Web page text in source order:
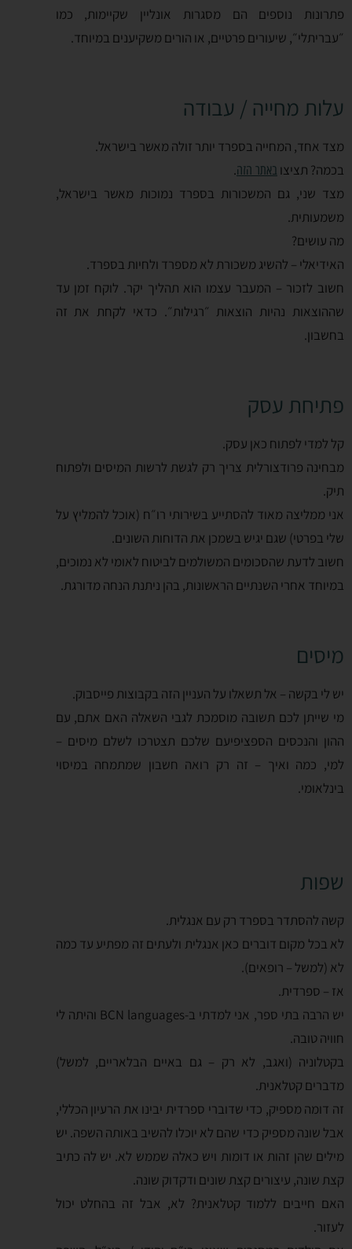
פתרונות נוספים הם מסגרות אונליין שקיימות, כמו
״עבריתלי״, שיעורים פרטיים, או הורים משקיענים במיוחד.
עלות מחייה / עבודה
מצד אחד, המחייה בספרד יותר זולה מאשר בישראל.
בכמה? תציצו באתר הזה.
מצד שני, גם המשכורות בספרד נמוכות מאשר בישראל,
משמעותית.
מה עושים?
האידיאלי – להשיג משכורת לא מספרד ולחיות בספרד.
חשוב לזכור – המעבר עצמו הוא תהליך יקר. לוקח זמן עד
שההוצאות נהיות הוצאות ״רגילות״. כדאי לקחת את זה
בחשבון.
פתיחת עסק
קל למדי לפתוח כאן עסק.
מבחינה פרודצורלית צריך רק לגשת לרשות המיסים ולפתוח
תיק.
אני ממליצה מאוד להסתייע בשירותי רו״ח (אוכל להמליץ על
שלי בפרטי) שגם יגיש בשמכן את הדוחות השונים.
חשוב לדעת שהסכומים המשולמים לביטוח לאומי לא נמוכים,
במיוחד אחרי השנתיים הראשונות, בהן ניתנת הנחה מדורגת.
מיסים
יש לי בקשה – אל תשאלו על העניין הזה בקבוצות פייסבוק.
מי שייתן לכם תשובה מוסמכת לגבי השאלה האם אתם, עם
ההון והנכסים הספציפיעם שלכם תצטרכו לשלם מיסים –
למי, כמה ואיך – זה רק רואה חשבון שמתמחה במיסוי
בינלאומי.
שפות
קשה להסתדר בספרד רק עם אנגלית.
לא בכל מקום דוברים כאן אנגלית ולעתים זה מפתיע עד כמה
לא (למשל – רופאים).
אז – ספרדית.
יש הרבה בתי ספר, אני למדתי ב-BCN languages והיתה לי
חוויה טובה.
בקטלוניה (ואגב, לא רק – גם באיים הבלאריים, למשל)
מדברים קטלאנית.
זה דומה מספיק, כדי שדוברי ספרדית יבינו את הרעיון הכללי,
אבל שונה מספיק כדי שהם לא יוכלו להשיב באותה השפה. יש
מילים שהן זהות או דומות ויש כאלה שממש לא. יש לה כתיב
קצת שונה, עיצורים קצת שונים ודקדוק שונה.
האם חייבים ללמוד קטלאנית? לא, אבל זה בהחלט יכול
לעזור.